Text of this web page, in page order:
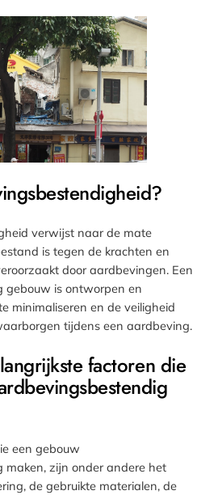
verwijst naar de mate
is tegen de krachten en
door aardbevingen. Een
gebouw is ontworpen en
minimaliseren en de veiligheid
tijdens een aardbeving.
factoren die
een gebouw
maken, zijn onder andere het
de gebruikte materialen, de